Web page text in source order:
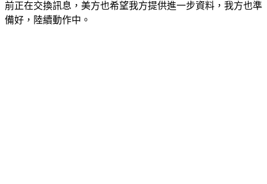
前正在交換訊息，美方也希望我方提供進一步資料，我方也準
備好，陸續動作中。